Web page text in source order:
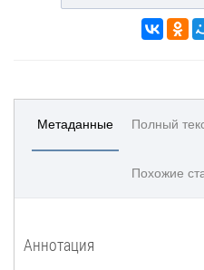
Метаданные Полный
Похожие
Аннотация